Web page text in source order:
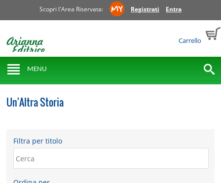
Scopri l'Area Riservata: Registrati Entra
Carrello
MENU
Un'Altra Storia
Filtra per titolo